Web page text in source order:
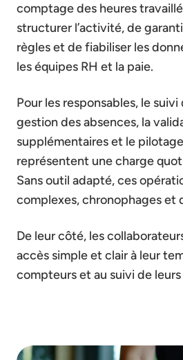
comptage des heures
structurer l’activité, de
règles et de fiabiliser les
les équipes RH et la paie.
Pour les responsables, le
gestion des absences, la
supplémentaires et le
représentent une charge
Sans outil adapté, ces
complexes, chronophages et
De leur côté, les
accès simple et clair à leur
compteurs et au suivi de